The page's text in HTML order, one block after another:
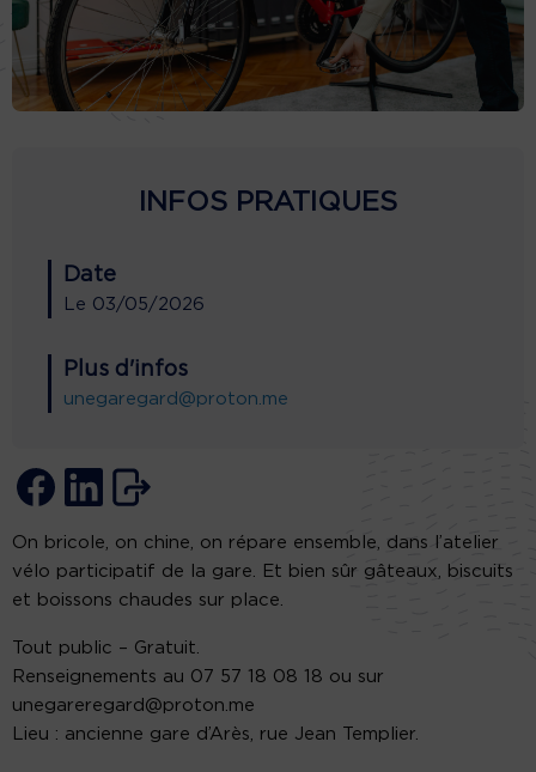
INFOS PRATIQUES
Date
Le 03/05/2026
Plus d'infos
unegaregard@proton.me
On bricole, on chine, on répare ensemble, dans l’atelier
vélo participatif de la gare. Et bien sûr gâteaux, biscuits
et boissons chaudes sur place.
Tout public – Gratuit.
Renseignements au 07 57 18 08 18 ou sur
unegareregard@proton.me
Lieu : ancienne gare d’Arès, rue Jean Templier.